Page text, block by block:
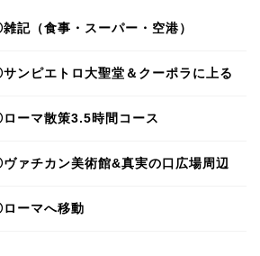
記（食事・スーパー・空港）
ンピエトロ大聖堂＆クーポラに上る
ーマ散策3.5時間コース
ァチカン美術館&真実の口広場周辺
ーマへ移動